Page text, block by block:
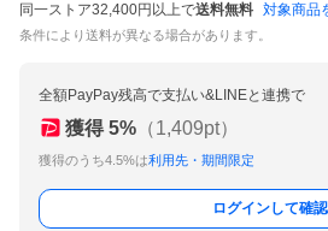
同一ストア32,400円以上で送料無料 対象商品
条件により送料が異なる場合があります。
全額PayPay残高で支払い&LINEと連携で
獲得 5% （1,409pt）
獲得のうち4.5%は利用先・期間限定
ログインして確認